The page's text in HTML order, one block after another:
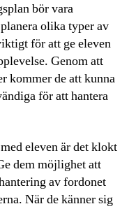
bör vara
olika typer av
för att ge eleven
Genom att
kommer de att kunna
för att hantera
eleven är det klokt
dem möjlighet att
av fordonet
När de känner sig